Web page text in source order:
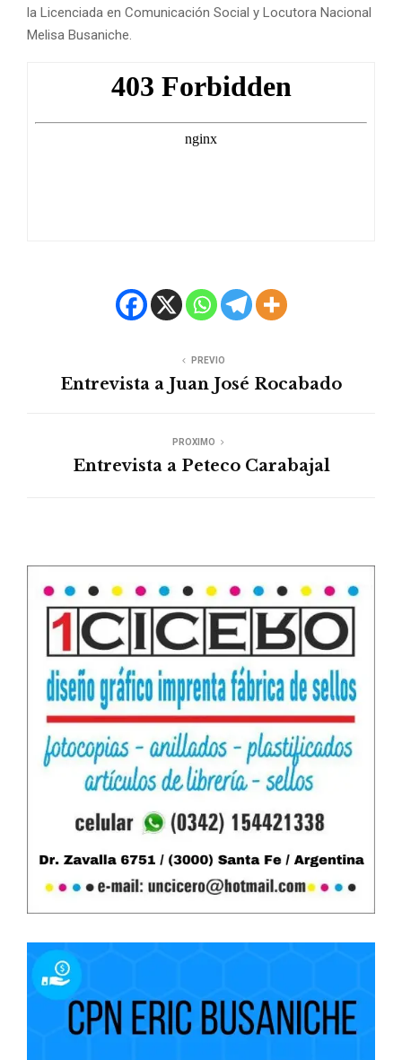
la Licenciada en Comunicación Social y Locutora Nacional
Melisa Busaniche.
PREVIO
Entrevista a Juan José Rocabado
PROXIMO
Entrevista a Peteco Carabajal